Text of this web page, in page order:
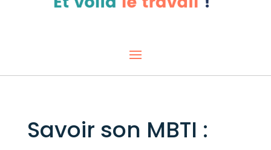
Savoir son MBTI :